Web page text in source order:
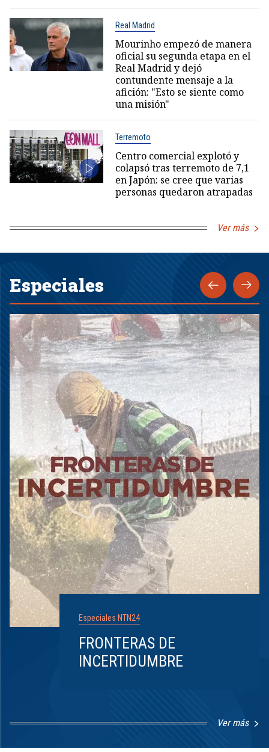
Real Madrid
Mourinho empezó de manera
oficial su segunda etapa en el
Real Madrid y dejó
contundente mensaje a la
afición: "Esto se siente como
una misión"
Terremoto
Centro comercial explotó y
colapsó tras terremoto de 7,1
en Japón: se cree que varias
personas quedaron atrapadas
Ver más
Especiales
Especiales NTN24
FRONTERAS DE
INCERTIDUMBRE
Ver más
1